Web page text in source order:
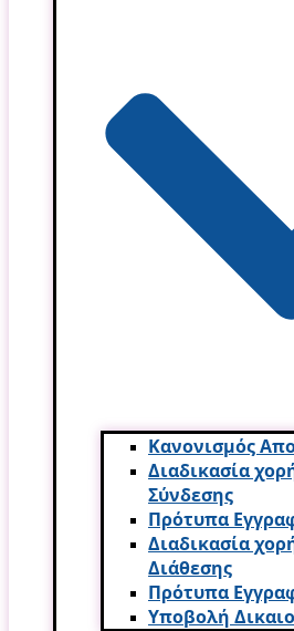
Κανονισμός
Διαδικασία
Σύνδεσης
Πρότυπα
Διαδικασία
Διάθεσης
Πρότυπα
Υποβολή